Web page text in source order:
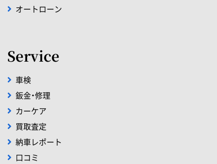
オートローン
Service
車検
鈑金・修理
カーケア
買取査定
納車レポート
口コミ